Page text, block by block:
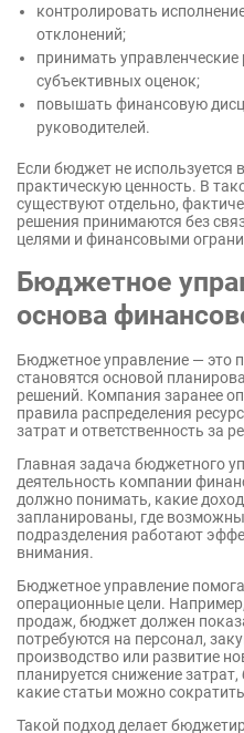
контролировать
отклонений;
принимать
субъективных оценок;
повышать финансовую
руководителей.
Если бюджет не используется
практическую ценность. В
существуют отдельно,
решения принимаются без
целями и финансовыми
Бюджетное
основа
Бюджетное управление — это
становятся основой
решений. Компания заранее
правила распределения
затрат и ответственность за
Главная задача бюджетного
деятельность компании
должно понимать, какие
запланированы, где
подразделения работают
внимания.
Бюджетное управление
операционные цели.
продаж, бюджет должен
потребуются на персонал,
производство или развитие
планируется снижение
какие статьи можно
Такой подход делает